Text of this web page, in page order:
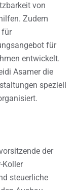
von
Zudem
für
für
entwickelt.
Asamer die
speziell
der
Koller
steuerliche